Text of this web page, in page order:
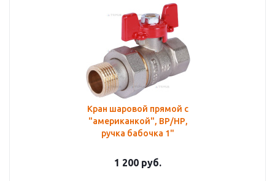
Кран шаровой прямой с
"американкой", ВР/НР,
ручка бабочка 1"
1 200 руб.